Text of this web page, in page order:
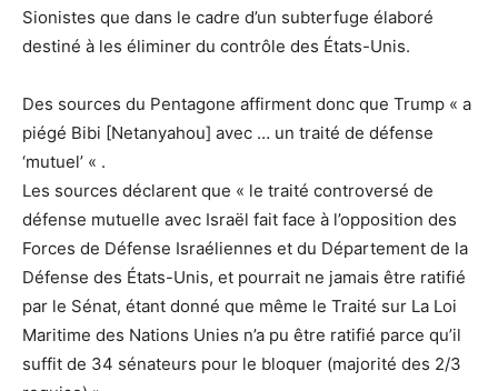
Sionistes que dans le cadre d’un subterfuge élaboré
destiné à les éliminer du contrôle des États-Unis.
Des sources du Pentagone affirment donc que Trump « a
piégé Bibi [Netanyahou] avec … un traité de défense
‘mutuel’ « .
Les sources déclarent que « le traité controversé de
défense mutuelle avec Israël fait face à l’opposition des
Forces de Défense Israéliennes et du Département de la
Défense des États-Unis, et pourrait ne jamais être ratifié
par le Sénat, étant donné que même le Traité sur La Loi
Maritime des Nations Unies n’a pu être ratifié parce qu’il
suffit de 34 sénateurs pour le bloquer (majorité des 2/3